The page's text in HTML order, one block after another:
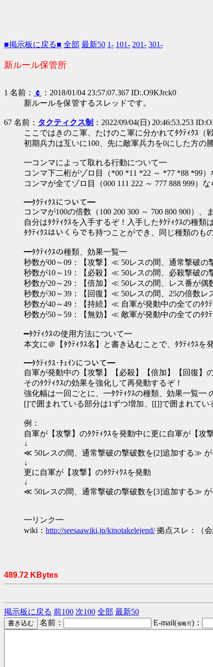
■掲示板に戻る■ 全部 最新50 1- 101- 201- 301-
新ルール保管所
1 名前： ￠
：2018/01/04 23:57:07.367 ID:.O9KJrck0
新ルールを保管するスレッドです。
67 名前： タクティクス制 ：2022/09/04(日) 20:46:53.253
ここではきのこ軍、たけのこ軍に分かれてﾀｸﾃｨｸｽ（
初期兵力は互いに100、先に敵軍兵力を0にした方の
━コンマによって取れる行動について━
コンマ下二桁がゾロ目（*00 *11 *22 ～ *77 *88 *99
コンマが全てゾロ目（000 111 222 ～ 777 888 999）
━ﾀｸﾃｨｸｽについて━
コンマが100の倍数（100 200 300 ～ 700 800 900）、
自分はﾀｸﾃｨｸｽを入手するぞ！入手したﾀｸﾃｨｸｽの種類
ﾀｸﾃｨｸｽはいくらでも持つことができ、同じ種類のも
━ﾀｸﾃｨｸｽの種類、効果一覧━
秒数が00～09：【攻撃】≪ 50レスの間、通常撃破
秒数が10～19：【必殺】≪ 50レスの間、必殺撃破
秒数が20～29：【倍加】≪ 50レスの間、レス番が
秒数が30～39：【回復】≪ 50レスの間、25の倍数
秒数が40～49：【持続】≪ 自軍が発動中の全てのﾀｸ
秒数が50～59：【無効】≪ 敵軍が発動中の全てのﾀ
━ﾀｸﾃｨｸｽの使用方法について━
本文に＠【ﾀｸﾃｨｸｽ名】と書き込むことで、ﾀｸﾃｨｸｽを
━ﾀｸﾃｨｸｽ･ﾁｪｲﾝについて━
自軍が発動中の【攻撃】【必殺】【倍加】【回復】
そのﾀｸﾃｨｸｽの効果を強化して再発動するぞ！
強化幅は一回ごとに、━ﾀｸﾃｨｸｽの種類、効果一覧━
[]で囲まれている部分は1ずつ増加、[[]]で囲まれてい
例：
自軍が【攻撃】のﾀｸﾃｨｸｽを発動中に更に自軍が【攻
↓
≪ 50レスの間、通常撃破の撃破数を[2]追加する≫ が
↓
更に自軍が【攻撃】のﾀｸﾃｨｸｽを発動
↓
≪ 50レスの間、通常撃破の撃破数を[3]追加する≫ が
━リンク━
wiki： http://seesaawiki.jp/kinotakelejend/拠点スレ：（会
489.72 KBytes
掲示板に戻る 前100 次100 全部 最新50
名前：
E-mail(省略可)：